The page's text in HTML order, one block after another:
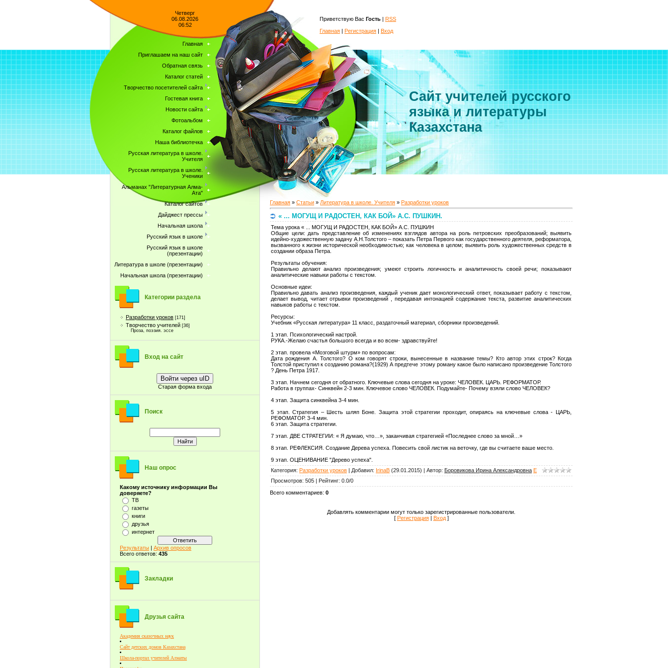
Четверг
06.08.2026
06:52
Главная
Приглашаем на наш сайт
Обратная связь
Каталог статей
Творчество посетителей сайта
Гостевая книга
Новости сайта
Фотоальбом
Каталог файлов
Наша библиотечка
Русская литература в школе.
Учителя
Русская литература в школе.
Ученики
Альманах "Литературная Алма-
Ата"
Каталог сайтов
Дайджест прессы
Начальная школа
Русский язык в школе
Русский язык в школе
(презентации)
Литература в школе (презентации)
Начальная школа (презентации)
Категории раздела
Разработки уроков [171]
Творчество учителей [36]
Проза, поэзия. эссе
Вход на сайт
Войти через uID
Старая форма входа
Поиск
Наш опрос
Какому источнику информации Вы
доверяете?
ТВ
газеты
книги
друзья
интернет
Результаты | Архив опросов
Всего ответов: 435
Закладки
Друзья сайта
Академия сказочных наук
Сайт детских домов Казахстана
Школа-портал учителей Алматы
Приветствую Вас Гость | RSS
Главная | Регистрация | Вход
Сайт учителей русского
языка и литературы
Казахстана
Главная » Статьи » Литература в школе. Учителя » Разработки уроков
« ... МОГУЩ И РАДОСТЕН, КАК БОЙ» А.С. ПУШКИН.
Тема урока « ... МОГУЩ И РАДОСТЕН, КАК БОЙ» А.С. ПУШКИН
Общие цели: дать представление об изменениях взглядов автора на роль петровских преобразований; выявить
идейно-художественную задачу А.Н.Толстого – показать Петра Первого как государственного деятеля, реформатора,
вызванного к жизни исторической необходимостью; как человека в целом; выявить роль художественных средств в
создании образа Петра.
Результаты обучения:
Правильно делают анализ произведения; умеют строить логичность и аналитичность своей речи; показывают
аналитические навыки работы с текстом.
Основные идеи:
Правильно давать анализ произведения, каждый ученик дает монологический ответ, показывает работу с текстом,
делает вывод, читает отрывки произведений , передавая интонацией содержание текста, развитие аналитических
навыков работы с текстом.
Ресурсы:
Учебник «Русская литература» 11 класс, раздаточный материал, сборники произведений.
1 этап. Психологический настрой.
РУКА.-Желаю счастья большого всегда и во всем- здравствуйте!
2 этап. провела «Мозговой штурм» по вопросам:
Дата рождения А. Толстого? О ком говорят строки, вынесенные в название темы? Кто автор этих строк? Когда
Толстой приступил к созданию романа?(1929) А предтече этому роману какое было написано произведение Толстого
? День Петра 1917.
3 этап. Начнем сегодня от обратного. Ключевые слова сегодня на уроке: ЧЕЛОВЕК. ЦАРЬ. РЕФОРМАТОР.
Работа в группах- Синквейн 2-3 мин. Ключевое слово ЧЕЛОВЕК. Подумайте- Почему взяли слово ЧЕЛОВЕК?
4 этап. Защита синквейна 3-4 мин.
5 этап. Стратегия – Шесть шляп Боне. Защита этой стратегии проходит, опираясь на ключевые слова - ЦАРЬ,
РЕФОМАТОР. 3-4 мин.
6 этап. Защита стратегии.
7 этап. ДВЕ СТРАТЕГИИ: « Я думаю, что…», заканчивая стратегией «Последнее слово за мной…»
8 этап. РЕФЛЕКСИЯ. Создание Дерева успеха. Повесить свой листик на веточку, где вы считаете ваше место.
9 этап. ОЦЕНИВАНИЕ "Дерево успеха".
Категория: Разработки уроков | Добавил: IrinaB (29.01.2015) | Автор: Боровикова Ирина Александровна E
Просмотров: 505 | Рейтинг: 0.0/0
Всего комментариев: 0
Добавлять комментарии могут только зарегистрированные пользователи.
[ Регистрация| Вход]